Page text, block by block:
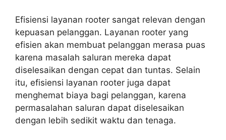
Efisiensi layanan rooter sangat relevan dengan
kepuasan pelanggan. Layanan rooter yang
efisien akan membuat pelanggan merasa puas
karena masalah saluran mereka dapat
diselesaikan dengan cepat dan tuntas. Selain
itu, efisiensi layanan rooter juga dapat
menghemat biaya bagi pelanggan, karena
permasalahan saluran dapat diselesaikan
dengan lebih sedikit waktu dan tenaga.